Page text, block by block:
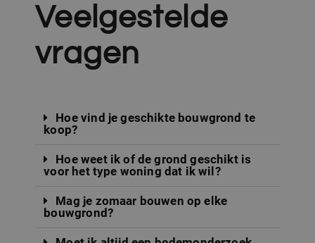
Veelgestelde
vragen
Hoe vind je geschikte bouwgrond te
koop?
Hoe weet ik of de grond geschikt is
voor het type woning dat ik wil?
Mag je zomaar bouwen op elke
bouwgrond?